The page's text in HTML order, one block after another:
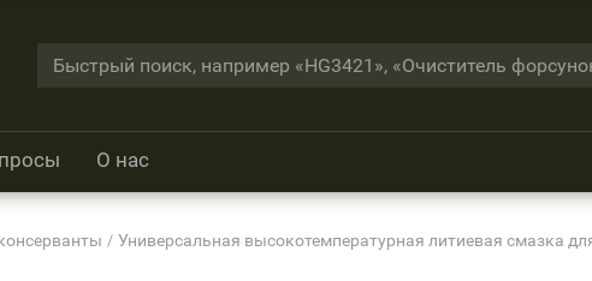
О нас
Универсальная высокотемпературная литиевая смазка